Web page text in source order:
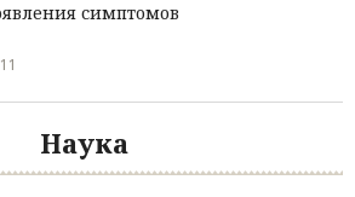
симптомов
Наука